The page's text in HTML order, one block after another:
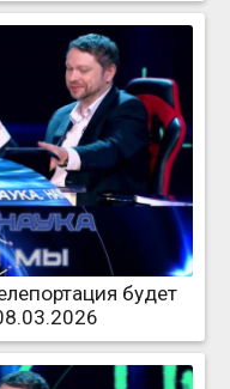
будет